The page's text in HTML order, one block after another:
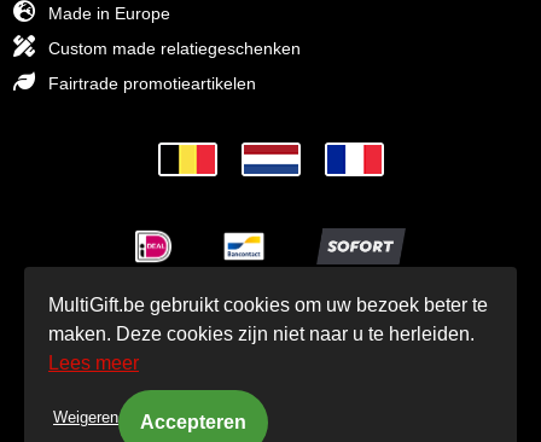
Made in Europe
Custom made relatiegeschenken
Fairtrade promotieartikelen
© MultiGift Relatiegeschenken 1993 - 2026
MultiGift.be gebruikt cookies om uw bezoek beter te
maken. Deze cookies zijn niet naar u te herleiden.
Lees meer
Weigeren